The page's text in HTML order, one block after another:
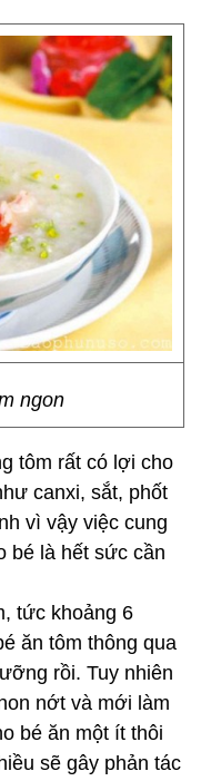
ngon
tôm rất có lợi cho
canxi, sắt, phốt
vì vậy việc cung
bé là hết sức cần
tức khoảng 6
ăn tôm thông qua
rồi. Tuy nhiên
nớt và mới làm
bé ăn một ít thôi
sẽ gây phản tác